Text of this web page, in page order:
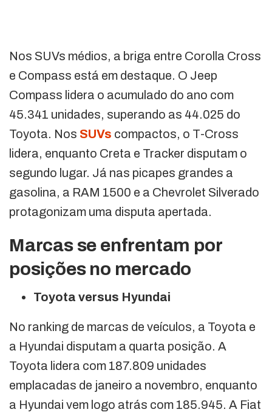
Nos SUVs médios, a briga entre Corolla Cross
e Compass está em destaque. O Jeep
Compass lidera o acumulado do ano com
45.341 unidades, superando as 44.025 do
Toyota. Nos SUVs compactos, o T-Cross
lidera, enquanto Creta e Tracker disputam o
segundo lugar. Já nas picapes grandes a
gasolina, a RAM 1500 e a Chevrolet Silverado
protagonizam uma disputa apertada.
Marcas se enfrentam por
posições no mercado
Toyota versus Hyundai
No ranking de marcas de veículos, a Toyota e
a Hyundai disputam a quarta posição. A
Toyota lidera com 187.809 unidades
emplacadas de janeiro a novembro, enquanto
a Hyundai vem logo atrás com 185.945. A Fiat